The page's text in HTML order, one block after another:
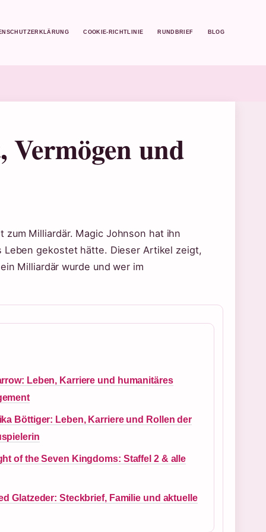
COOKIE-RICHTLINIE RUNDBRIEF BLOG
und
Milliardär. Magic Johnson hat ihn
Leben gekostet hätte. Dieser Artikel zeigt,
Milliardär wurde und wer im
Leben, Karriere und humanitäres
Böttiger: Leben, Karriere und Rollen der
of the Seven Kingdoms: Staffel 2 & alle
Glatzeder: Steckbrief, Familie und aktuelle